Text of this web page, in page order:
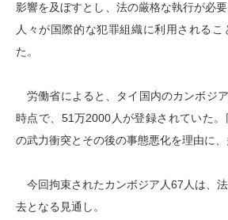
影響を及ぼすとし、法の厳格な執行が必
人々が国際的な犯罪組織に利用されるこ
た。
労働省によると、タイ国内のカンボジ
時点で、51万2000人が登録されていた
の武力衝突とその後の事態悪化を理由に、
今回拘束されたカンボジア人67人は、
去となる見通し。